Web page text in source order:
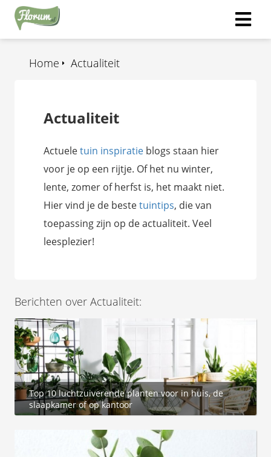
Actualiteit
Home
Actualiteit
Actueletuin inspiratie blogs staan hier
voor je op een rijtje. Of het nu winter,
lente, zomer of herfst is, het maakt niet.
Hier vind je de bestetuintips, die van
toepassing zijn op de actualiteit. Veel
leesplezier!
Berichten over Actualiteit:
Top 10 luchtzuiverende planten voor in huis, de
slaapkamer of op kantoor